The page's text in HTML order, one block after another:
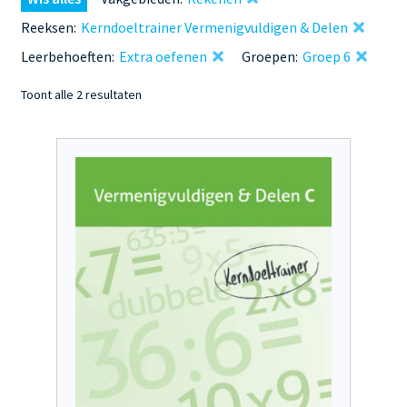
Reeksen: Kerndoeltrainer Vermenigvuldigen & Delen
Leerbehoeften: Extra oefenen Groepen: Groep 6
Toont alle 2 resultatenGesorteerd